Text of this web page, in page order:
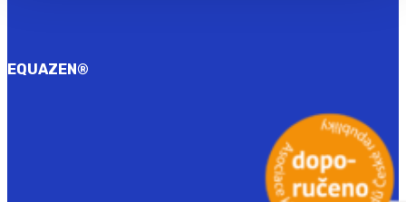
EQUAZEN®